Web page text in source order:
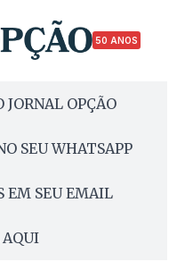
50 ANOS
JORNAL OPÇÃO
SEU WHATSAPP
EM SEU EMAIL